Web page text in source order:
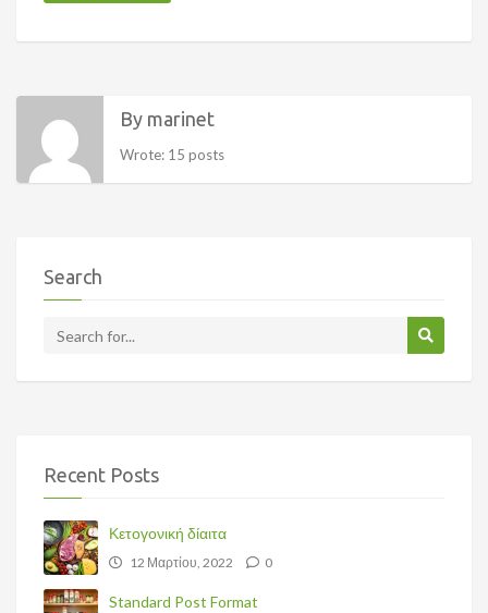
By marinet
Wrote: 15 posts
Search
Recent Posts
Κετογονική δίαιτα
12 Μαρτίου, 2022 0
Standard Post Format